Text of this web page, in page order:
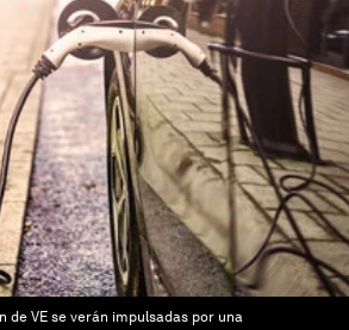
de VE se verán impulsadas por una